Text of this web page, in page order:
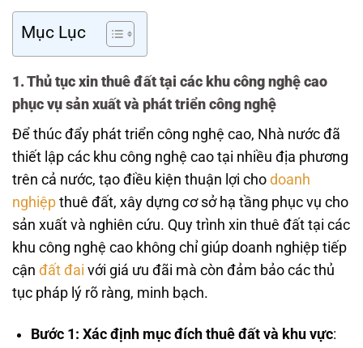
Mục Lục
1. Thủ tục xin thuê đất tại các khu công nghệ cao
phục vụ sản xuất và phát triển công nghệ
Để thúc đẩy phát triển công nghệ cao, Nhà nước đã
thiết lập các khu công nghệ cao tại nhiều địa phương
trên cả nước, tạo điều kiện thuận lợi cho doanh
nghiệp thuê đất, xây dựng cơ sở hạ tầng phục vụ cho
sản xuất và nghiên cứu. Quy trình xin thuê đất tại các
khu công nghệ cao không chỉ giúp doanh nghiệp tiếp
cận đất đai với giá ưu đãi mà còn đảm bảo các thủ
tục pháp lý rõ ràng, minh bạch.
Bước 1: Xác định mục đích thuê đất và khu vực: